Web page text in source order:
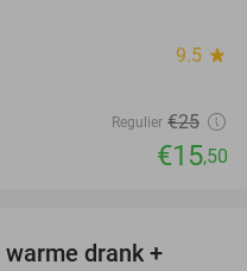
9.5 star
Regulier €25
€15,50
drank +